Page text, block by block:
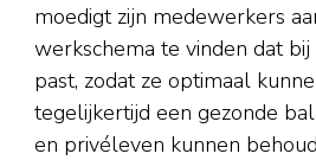
moedigt zijn medewerkers
werkschema te vinden dat
past, zodat ze optimaal
tegelijkertijd een gezonde
en privéleven kunnen